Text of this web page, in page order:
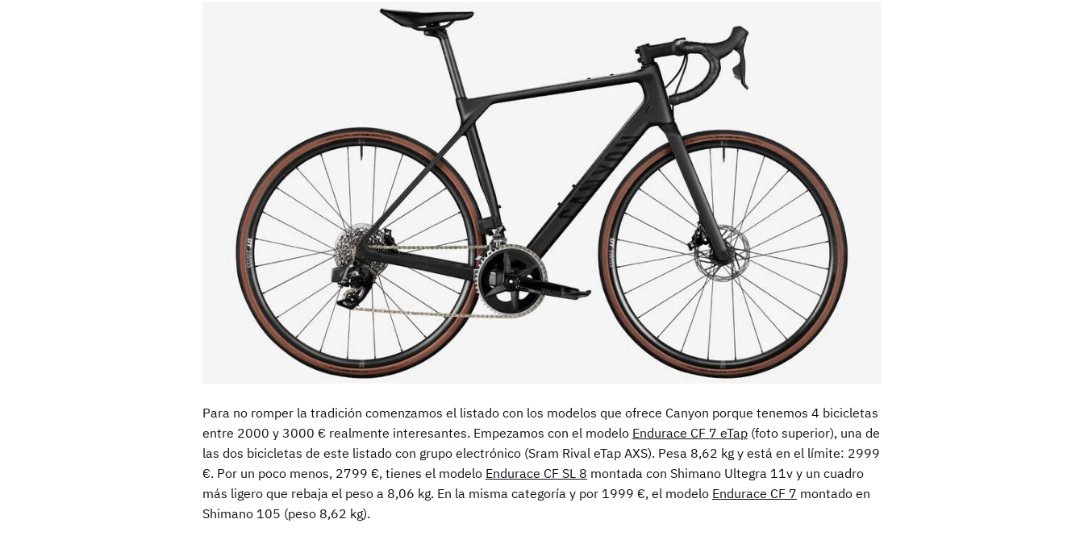
Para no romper la tradición comenzamos el listado con los modelos que ofrece Canyon porque tenemos 4 bicicletas
entre 2000 y 3000 € realmente interesantes. Empezamos con el modelo Endurace CF 7 eTap(foto superior), una de
las dos bicicletas de este listado con grupo electrónico (Sram Rival eTap AXS). Pesa 8,62 kg y está en el límite: 2999
€. Por un poco menos, 2799 €, tienes el modelo Endurace CF SL 8 montada con Shimano Ultegra 11v y un cuadro
más ligero que rebaja el peso a 8,06 kg. En la misma categoría y por 1999 €, el modelo Endurace CF 7 montado en
Shimano 105 (peso 8,62 kg).